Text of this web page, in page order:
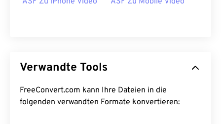
Verwandte Tools
FreeConvert.com kann Ihre Dateien in die
folgenden verwandten Formate konvertieren: